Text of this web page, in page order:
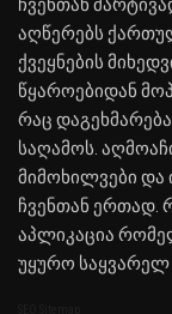
აღწერებს
ქვეყნების
წყაროებიდან
რაც
საღამოს.
მიმოხილვები და
ჩვენთან ერთად.
აპლიკაცია
უყურო საყვარელ